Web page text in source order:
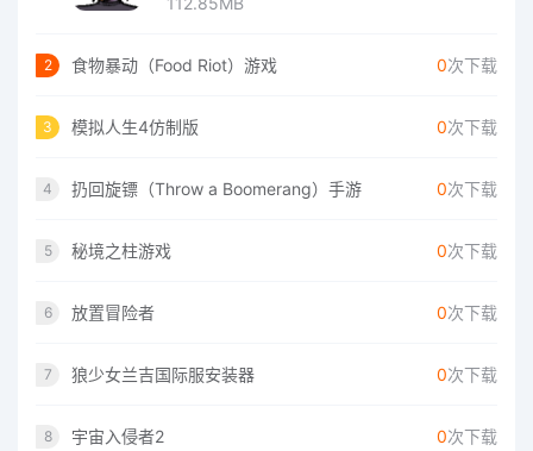
2 食物暴动（Food Riot）游戏 0次下载
3 模拟人生4仿制版 0次下载
4 扔回旋镖（Throw a Boomerang）手游 0次下载
5 秘境之柱游戏 0次下载
6 放置冒险者 0次下载
7 狼少女兰吉国际服安装器 0次下载
8 宇宙入侵者2 0次下载